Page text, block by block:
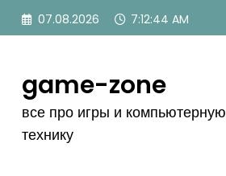
Перейти
07.08.2026 7:12:45 AM
game-zone
все про игры и компьютерную
технику